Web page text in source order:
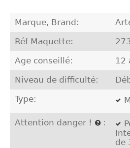
Marque, Brand:
Réf Maquette:
Age conseillé: 12
Niveau de difficulté:
Type:
Attention danger ! :
de